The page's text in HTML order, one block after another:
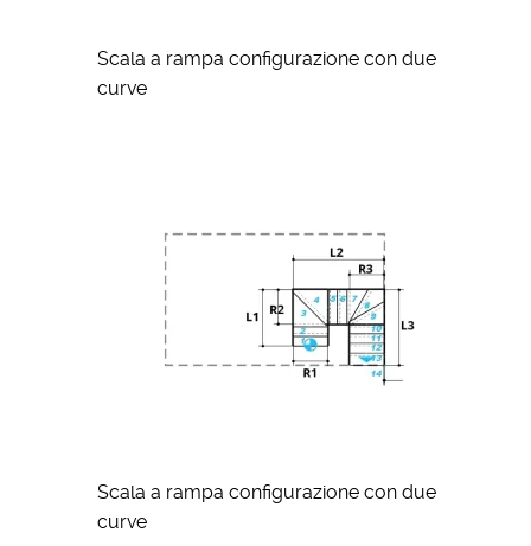
Scala a rampa configurazione con due
curve
Scala a rampa configurazione con due
curve